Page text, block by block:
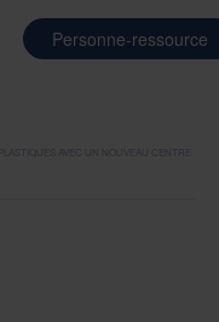
Personne-ressource
AVEC UN NOUVEAU CENTRE